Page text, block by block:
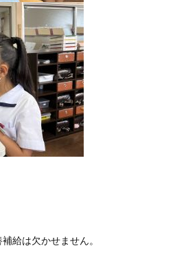
給は欠かせません。